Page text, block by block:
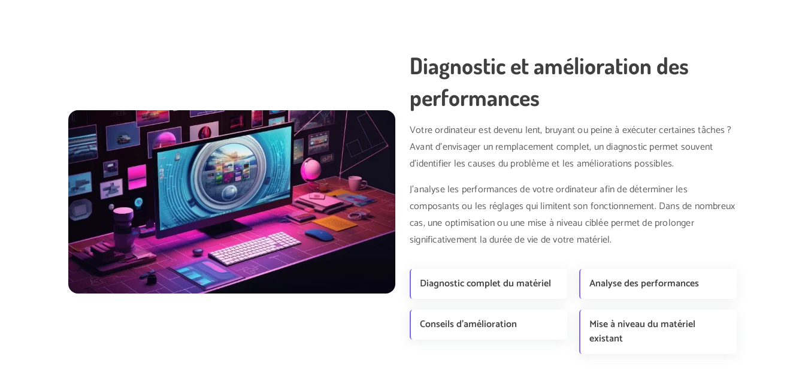
Diagnostic et amélioration des
performances
Votre ordinateur est devenu lent, bruyant ou peine à exécuter certaines tâches ?
Avant d'envisager un remplacement complet, un diagnostic permet souvent
d'identifier les causes du problème et les améliorations possibles.
J'analyse les performances de votre ordinateur afin de déterminer les
composants ou les réglages qui limitent son fonctionnement. Dans de nombreux
cas, une optimisation ou une mise à niveau ciblée permet de prolonger
significativement la durée de vie de votre matériel.
Diagnostic complet du matériel Analyse des performances
Conseils d'amélioration
Mise à niveau du matériel
existant